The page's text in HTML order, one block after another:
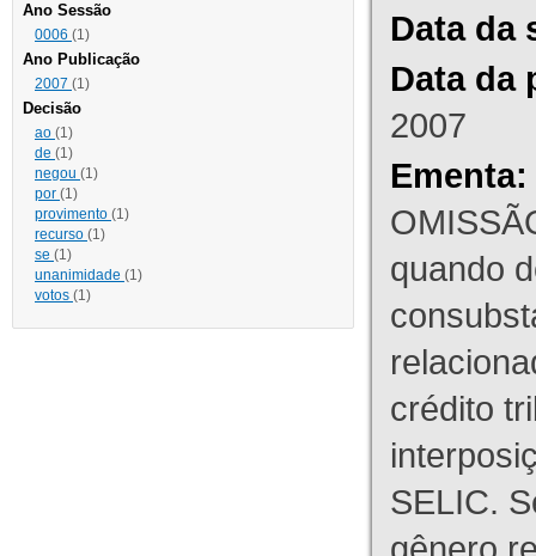
Ano Sessão
0006 (1)
Ano Publicação
2007 (1)
Decisão
ao (1)
de (1)
negou (1)
por (1)
provimento (1)
recurso (1)
se (1)
unanimidade (1)
votos (1)
Data da
Data da
2007
Ementa:
quando
crédito
SELIC.